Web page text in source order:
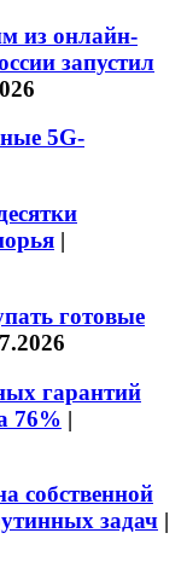
из онлайн-
запустил
5G-
|
готовые
гарантий
76% |
собственной
задач |